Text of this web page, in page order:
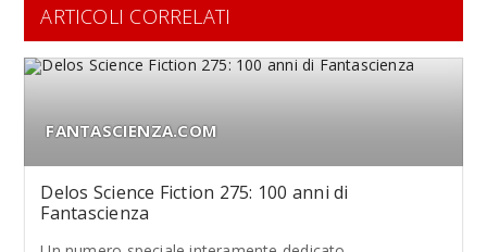
ARTICOLI CORRELATI
FANTASCIENZA.COM
Delos Science Fiction 275: 100 anni di
Fantascienza